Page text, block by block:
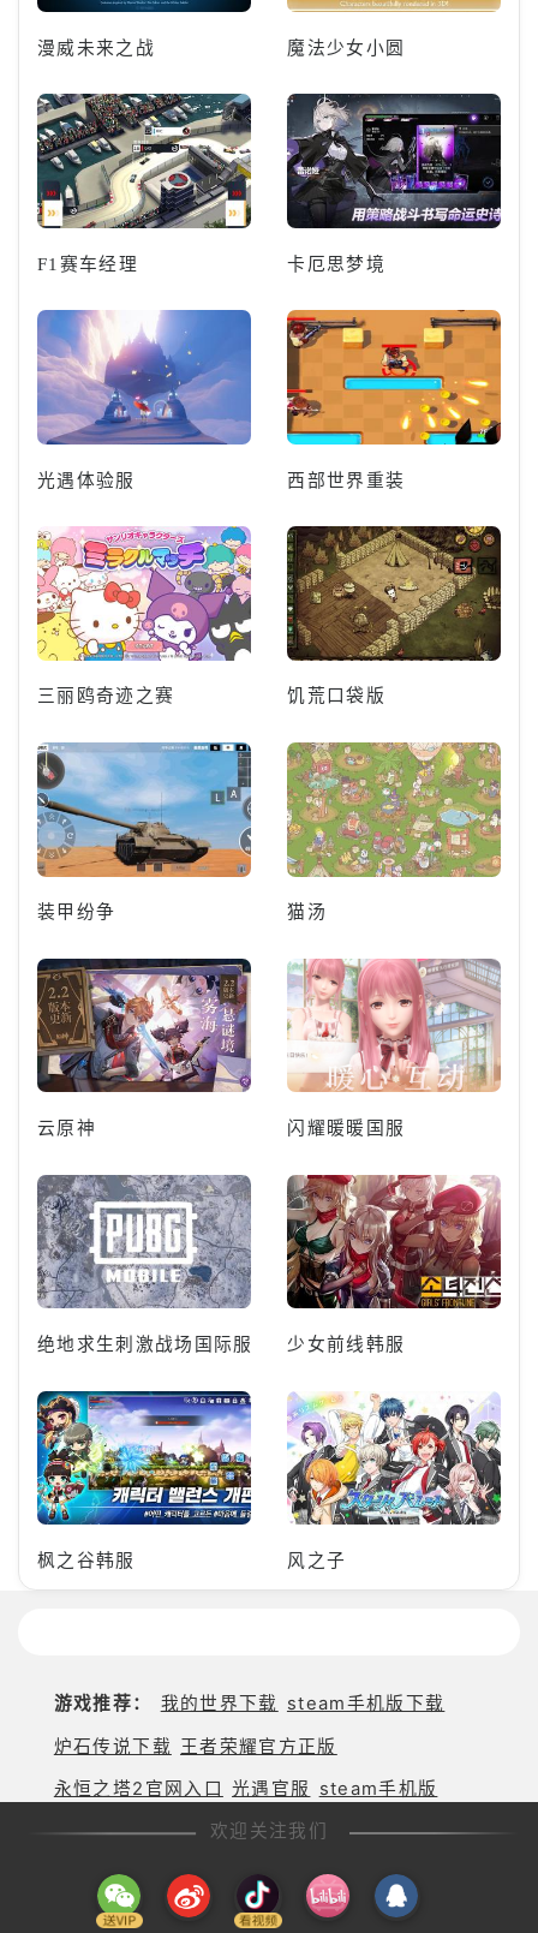
漫威未来之战 魔法少女小圆
F1赛车经理 卡厄思梦境
光遇体验服 西部世界重装
三丽鸥奇迹之赛 饥荒口袋版
装甲纷争 猫汤
云原神 闪耀暖暖国服
绝地求生刺激战场国际服 少女前线韩服
枫之谷韩服 风之子
游戏推荐： 我的世界下载 steam手机版下载
炉石传说下载 王者荣耀官方正版
永恒之塔2官网入口
光遇官服
steam手机版
欢迎关注我们